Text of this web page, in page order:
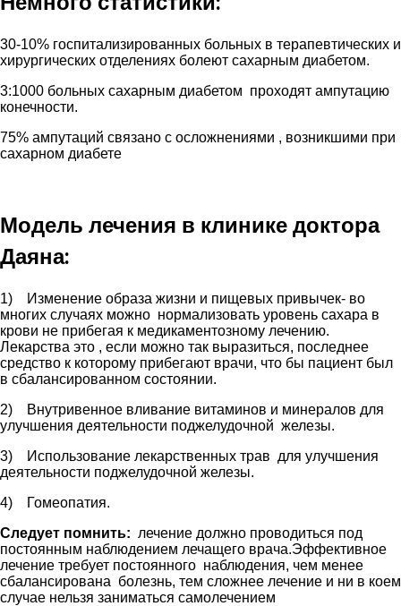
30-10% госпитализированных больных в терапевтических и
хирургических отделениях болеют сахарным диабетом.
3:1000 больных сахарным диабетом проходят ампутацию
конечности.
75% ампутаций связано с осложнениями , возникшими при
сахарном диабете
Модель лечения в клинике доктора
Даяна:
1) Изменение образа жизни и пищевых привычек- во
многих случаях можно нормализовать уровень сахара в
крови не прибегая к медикаментозному лечению.
Лекарства это , если можно так выразиться, последнее
средство к которому прибегают врачи, что бы пациент был
в сбалансированном состоянии.
2) Внутривенное вливание витаминов и минералов для
улучшения деятельности поджелудочной железы.
3) Использование лекарственных трав для улучшения
деятельности поджелудочной железы.
4) Гомеопатия.
Следует помнить: лечение должно проводиться под
постоянным наблюдением лечащего врача.Эффективное
лечение требует постоянного наблюдения, чем менее
сбалансирована болезнь, тем сложнее лечение и ни в коем
случае нельзя заниматься самолечением